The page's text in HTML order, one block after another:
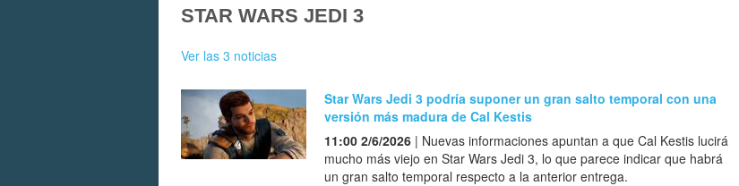
STAR WARS JEDI 3
Ver las 3 noticias
Star Wars Jedi 3 podría suponer un gran salto temporal con una
versión más madura de Cal Kestis
11:00 2/6/2026 | Nuevas informaciones apuntan a que Cal Kestis lucirá
mucho más viejo en Star Wars Jedi 3, lo que parece indicar que habrá
un gran salto temporal respecto a la anterior entrega.